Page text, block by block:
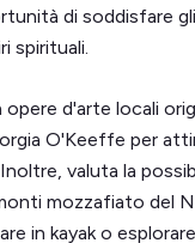
di soddisfare
spirituali.
d'arte locali
O'Keeffe per
valuta la
mozzafiato del
in kayak o